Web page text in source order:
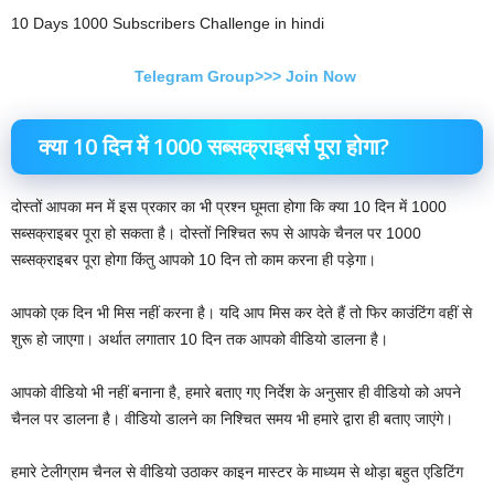
10 Days 1000 Subscribers Challenge in hindi
Telegram Group>>> Join Now
क्या 10 दिन में 1000 सब्सक्राइबर्स पूरा होगा?
दोस्तों आपका मन में इस प्रकार का भी प्रश्न घूमता होगा कि क्या 10 दिन में 1000
सब्सक्राइबर पूरा हो सकता है। दोस्तों निश्चित रूप से आपके चैनल पर 1000
सब्सक्राइबर पूरा होगा किंतु आपको 10 दिन तो काम करना ही पड़ेगा।
आपको एक दिन भी मिस नहीं करना है। यदि आप मिस कर देते हैं तो फिर काउंटिंग वहीं से
शुरू हो जाएगा। अर्थात लगातार 10 दिन तक आपको वीडियो डालना है।
आपको वीडियो भी नहीं बनाना है, हमारे बताए गए निर्देश के अनुसार ही वीडियो को अपने
चैनल पर डालना है। वीडियो डालने का निश्चित समय भी हमारे द्वारा ही बताए जाएंगे।
हमारे टेलीग्राम चैनल से वीडियो उठाकर काइन मास्टर के माध्यम से थोड़ा बहुत एडिटिंग